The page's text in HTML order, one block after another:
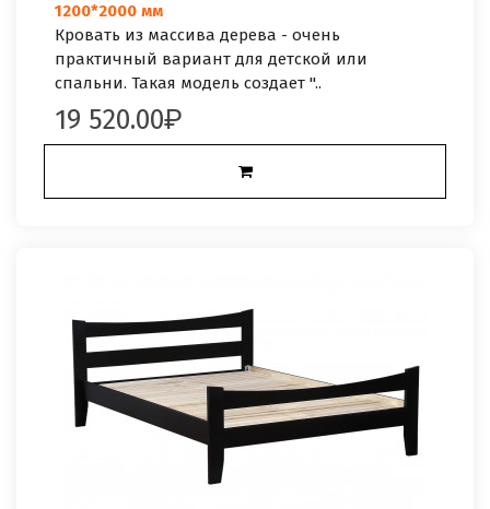
1200*2000 мм
Кровать из массива дерева - очень
практичный вариант для детской или
спальни. Такая модель создает "..
19 520.00